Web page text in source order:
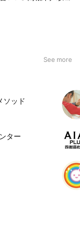
See more
ソッド
ター